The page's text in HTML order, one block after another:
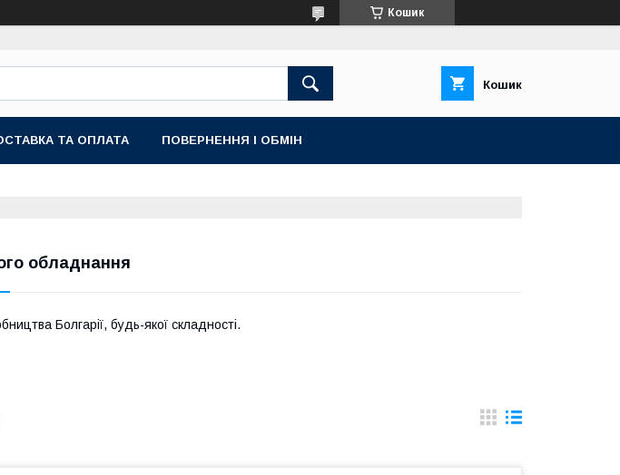
Кошик
Кошик
ТА ОПЛАТА ПОВЕРНЕННЯ І ОБМІН
обладнання
Болгарії, будь-якої складності.